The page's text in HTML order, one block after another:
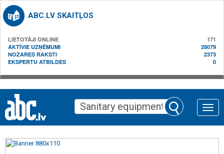
ABC.LV SKAITĻOS
LIETOTĀJI ONLINE
171
AKTĪVIE UZŅĒMUMI
28079
NOZARES RAKSTI
2373
EKSPERTU ATBILDES
0
Toggle